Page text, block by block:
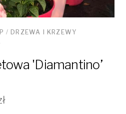
/ DRZEWA I KRZEWY
'Diamantino’